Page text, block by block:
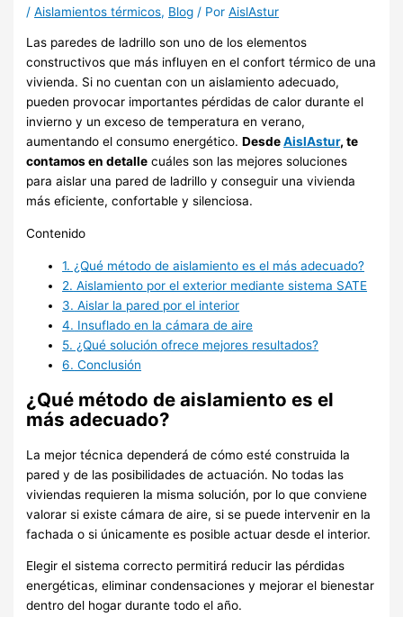
/Aislamientos térmicos, Blog / PorAislAstur
Las paredes de ladrillo son uno de los elementos
constructivos que más influyen en el confort térmico de una
vivienda. Si no cuentan con un aislamiento adecuado,
pueden provocar importantes pérdidas de calor durante el
invierno y un exceso de temperatura en verano,
aumentando el consumo energético.DesdeAislAstur, te
contamos en detalle cuáles son las mejores soluciones
para aislar una pared de ladrillo y conseguir una vivienda
más eficiente, confortable y silenciosa.
Contenido
1. ¿Qué método de aislamiento es el más adecuado?
2. Aislamiento por el exterior mediante sistema SATE
3. Aislar la pared por el interior
4. Insuflado en la cámara de aire
5. ¿Qué solución ofrece mejores resultados?
6. Conclusión
¿Qué método de aislamiento es el
más adecuado?
La mejor técnica dependerá de cómo esté construida la
pared y de las posibilidades de actuación. No todas las
viviendas requieren la misma solución, por lo que conviene
valorar si existe cámara de aire, si se puede intervenir en la
fachada o si únicamente es posible actuar desde el interior.
Elegir el sistema correcto permitirá reducir las pérdidas
energéticas, eliminar condensaciones y mejorar el bienestar
dentro del hogar durante todo el año.